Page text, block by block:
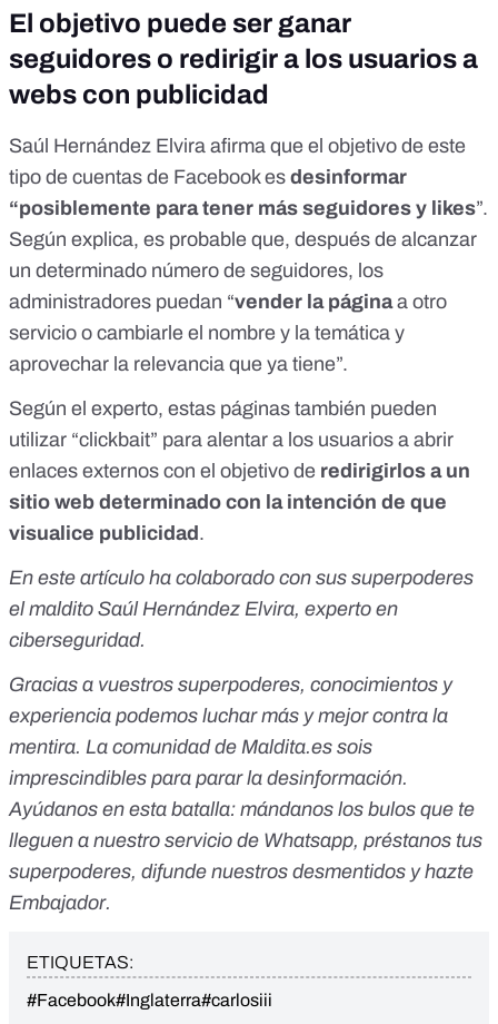
El objetivo puede ser ganar
seguidores o redirigir a los usuarios a
webs con publicidad
Saúl Hernández Elvira afirma que el objetivo de este
tipo de cuentas de Facebook es desinformar
“posiblemente para tener más seguidores y likes”.
Según explica, es probable que, después de alcanzar
un determinado número de seguidores, los
administradores puedan “vender la páginaa otro
servicio o cambiarle el nombre y la temática y
aprovechar la relevancia que ya tiene”.
Según el experto, estas páginas también pueden
utilizar “clickbait” para alentar a los usuarios a abrir
enlaces externos con el objetivo de redirigirlos a un
sitio web determinado con la intención de que
visualice publicidad.
En este artículo ha colaborado con sus superpoderes
el maldito Saúl Hernández Elvira, experto en
ciberseguridad.
Gracias a vuestros superpoderes, conocimientos y
experiencia podemos luchar más y mejor contra la
mentira. La comunidad de Maldita.es sois
imprescindibles para parar la desinformación.
Ayúdanos en esta batalla: mándanos los bulos que te
lleguen a nuestro servicio de Whatsapp, préstanos tus
superpoderes, difunde nuestros desmentidos yhazte
Embajador.
ETIQUETAS:
#Facebook#Inglaterra#carlosiii